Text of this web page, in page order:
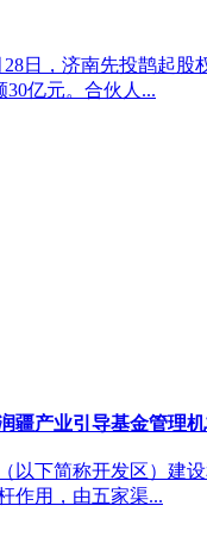
日，济南先投鹊起股
亿元。合伙人...
疆产业引导基金管理
以下简称开发区）建
作用，由五家渠...